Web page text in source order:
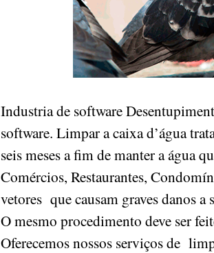
Industria de software
software. Limpar a caixa d’água
seis meses a fim de manter a água
Comércios, Restaurantes,
vetores que causam graves danos
O mesmo procedimento deve ser
Oferecemos nossos serviços de